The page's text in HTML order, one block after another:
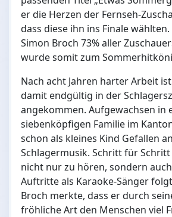
er die Herzen der Fernseh-
dass diese ihn ins Finale
Simon Broch 73% aller
wurde somit zum
Nach acht Jahren harter Arbeit
damit endgültig in der
angekommen. Aufgewachsen in
siebenköpfigen Familie im
schon als kleines Kind Gefallen
Schlagermusik. Schritt für Schritt
nicht nur zu hören, sondern
Auftritte als Karaoke-Sänger
Broch merkte, dass er durch
fröhliche Art den Menschen viel